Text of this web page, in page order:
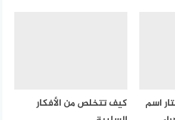
اسم
كيف تتخلص من الأفكار